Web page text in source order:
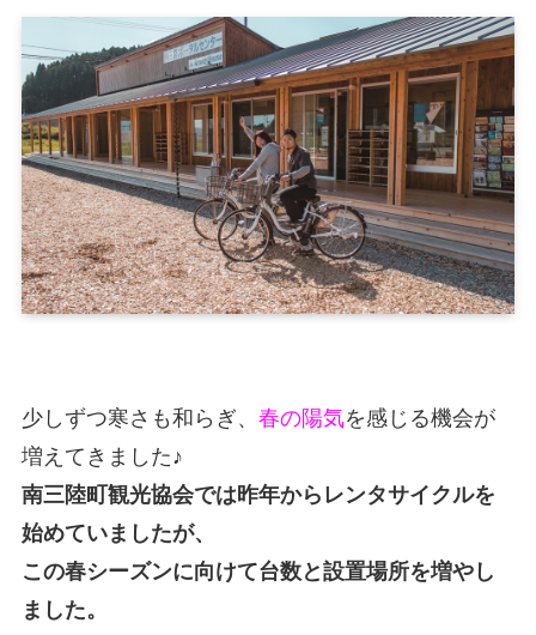
少しずつ寒さも和らぎ、 春の陽気を感じる機会が
増えてきました♪
南三陸町観光協会では昨年からレンタサイクルを
始めていましたが、
この春シーズンに向けて台数と設置場所を増やし
ました。